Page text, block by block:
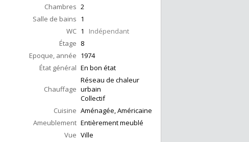
Chambres 2
Salle de bains 1
WC 1 Indépendant
Étage 8
Epoque, année 1974
État général En bon état
Chauffage
Réseau de chaleur
urbain
Collectif
Cuisine Aménagée, Américaine
Ameublement Entièrement meublé
Vue Ville